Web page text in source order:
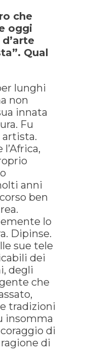
che
oggi
Qual
lunghi
non
innata
Fu
anni
ben
lo
Dipinse.
sue tele
dei
degli
che
tradizioni
insomma
di
di